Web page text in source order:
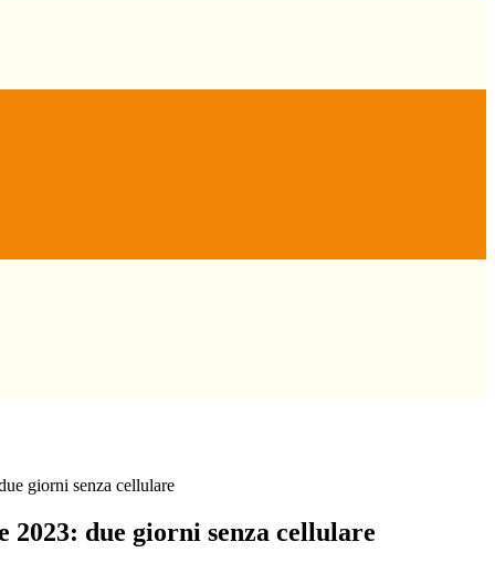
giorni senza cellulare
2023: due giorni senza cellulare